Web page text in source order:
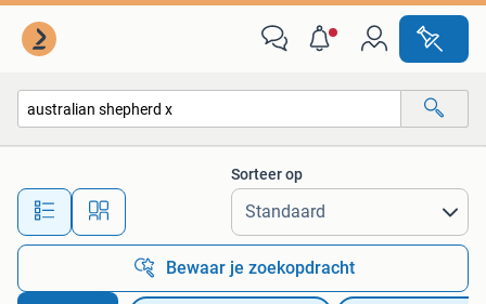
Alle afstanden…
Sorteer op
Bewaar je zoekopdracht